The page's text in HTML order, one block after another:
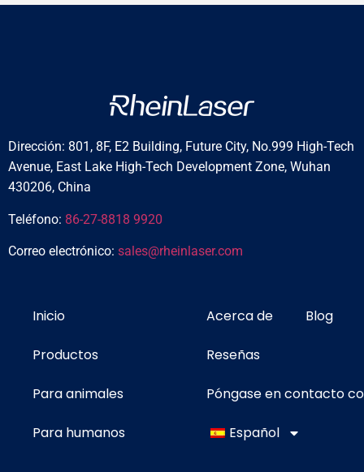
o
a
,
Dirección: 801, 8F, E2 Building, Future City, No.999 High-Tech
Avenue, East Lake High-Tech Development Zone, Wuhan
430206, China
Teléfono: 86-27-8818 9920
Correo electrónico: sales@rheinlaser.com
Inicio
Productos
Para animales
Para humanos
Acerca de Blog
Reseñas
Póngase en contacto
Español